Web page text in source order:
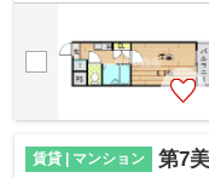
賃貸 | マンション 第7